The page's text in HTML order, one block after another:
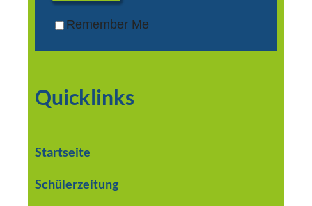
Remember Me
Quicklinks
Startseite
Schülerzeitung